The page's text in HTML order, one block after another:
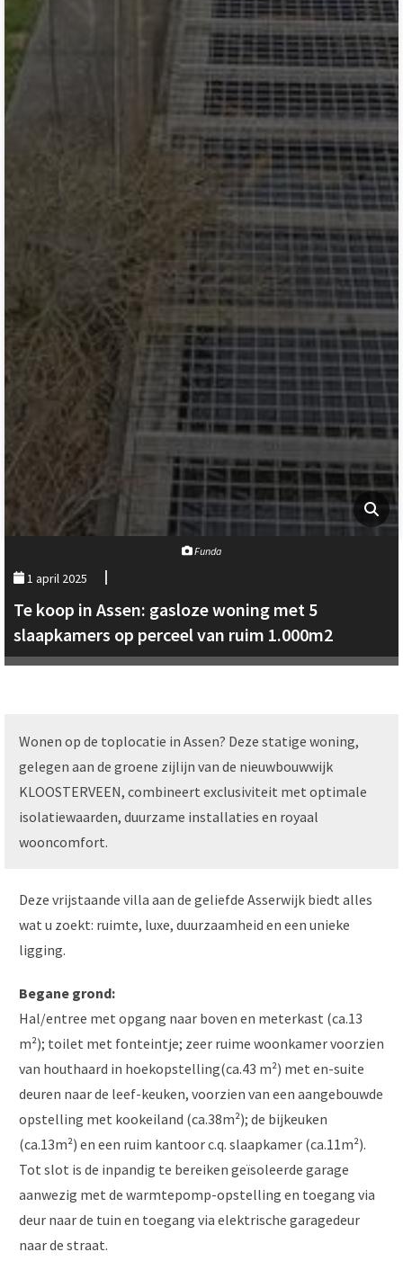
Funda
1 april 2025
Te koop in Assen: gasloze woning met 5
slaapkamers op perceel van ruim 1.000m2
Wonen op de toplocatie in Assen? Deze statige woning,
gelegen aan de groene zijlijn van de nieuwbouwwijk
KLOOSTERVEEN, combineert exclusiviteit met optimale
isolatiewaarden, duurzame installaties en royaal
wooncomfort.
Deze vrijstaande villa aan de geliefde Asserwijk biedt alles
wat u zoekt: ruimte, luxe, duurzaamheid en een unieke
ligging.
Begane grond:
Hal/entree met opgang naar boven en meterkast (ca.13
m²); toilet met fonteintje; zeer ruime woonkamer voorzien
van houthaard in hoekopstelling(ca.43 m²) met en-suite
deuren naar de leef-keuken, voorzien van een aangebouwde
opstelling met kookeiland (ca.38m²); de bijkeuken
(ca.13m²) en een ruim kantoor c.q. slaapkamer (ca.11m²).
Tot slot is de inpandig te bereiken geïsoleerde garage
aanwezig met de warmtepomp-opstelling en toegang via
deur naar de tuin en toegang via elektrische garagedeur
naar de straat.